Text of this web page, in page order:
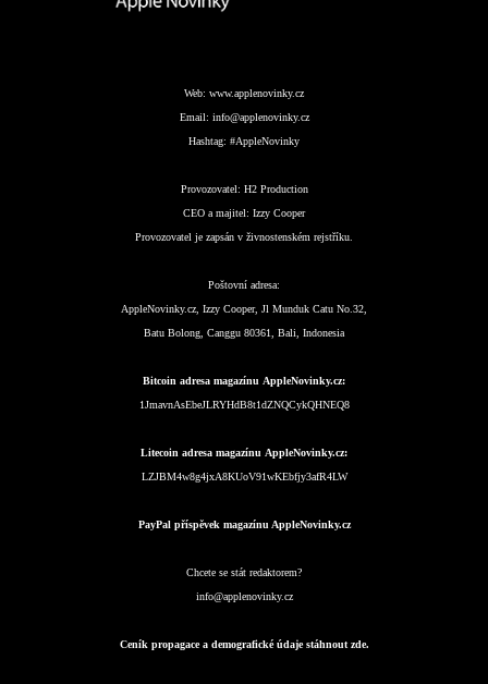
Web: www.applenovinky.cz
Email: info@applenovinky.cz
Hashtag: #AppleNovinky
Provozovatel: H2 Production
CEO a majitel: Izzy Cooper
Provozovatel je zapsán v živnostenském rejstříku.
Poštovní adresa:
AppleNovinky.cz, Izzy Cooper, Jl Munduk Catu No.32,
Batu Bolong, Canggu 80361, Bali, Indonesia
Bitcoin adresa magazínu AppleNovinky.cz:
1JmavnAsEbeJLRYHdB8t1dZNQCykQHNEQ8
Litecoin adresa magazínu AppleNovinky.cz:
LZJBM4w8g4jxA8KUoV91wKEbfjy3afR4LW
PayPal příspěvek magazínu AppleNovinky.cz
Chcete se stát redaktorem?
info@applenovinky.cz
Ceník propagace a demografické údaje stáhnout zde.